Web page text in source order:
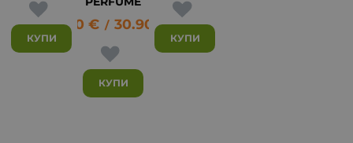
КУПИ
15.80 € / 30.90 лв.
КУПИ
КУПИ